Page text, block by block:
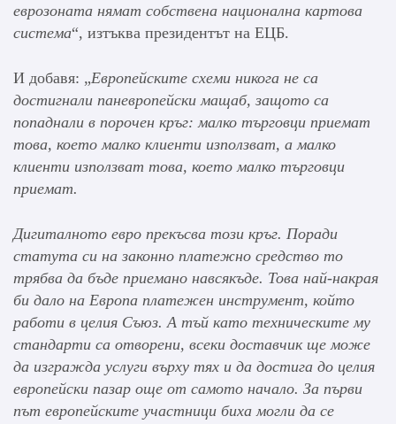
еврозоната нямат собствена национална картова
система“, изтъква президентът на ЕЦБ.
И добавя: „Европейските схеми никога не са
достигнали паневропейски мащаб, защото са
попаднали в порочен кръг: малко търговци приемат
това, което малко клиенти използват, а малко
клиенти използват това, което малко търговци
приемат.
Дигиталното евро прекъсва този кръг. Поради
статута си на законно платежно средство то
трябва да бъде приемано навсякъде. Това най-накрая
би дало на Европа платежен инструмент, който
работи в целия Съюз. А тъй като техническите му
стандарти са отворени, всеки доставчик ще може
да изгражда услуги върху тях и да достига до целия
европейски пазар още от самото начало. За първи
път европейските участници биха могли да се